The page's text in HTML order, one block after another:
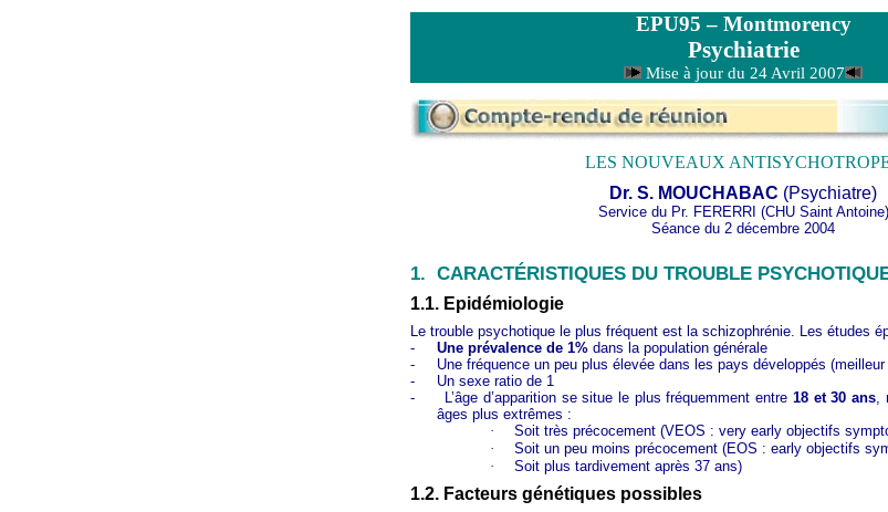
EPU95 – Montmorency
Psychiatrie
Mise à jour du 24 Avril 2007
LES NOUVEAUX
Dr. S. MOUCHABAC (Psychiatre)
Service du Pr. FERERRI (CHU Saint Antoine)
Séance du 2 décembre 2004
1. CARACTÉRISTIQUES DU TROUBLE
1.1. Epidémiologie
Le trouble psychotique le plus fréquent est la schizophrénie. Les études
-
Une prévalence de 1%dans la population générale
-
Une fréquence un peu plus élevée dans les pays développés
-
Un sexe ratio de 1
-
L’âge d’apparition se situe le plus fréquemment entre 18 et 30 ans,
âges plus extrêmes :
·
Soit très précocement (VEOS : very early objectifs
·
Soit un peu moins précocement (EOS : early objectifs
·
Soit plus tardivement après 37 ans)
1.2. Facteurs génétiques possibles